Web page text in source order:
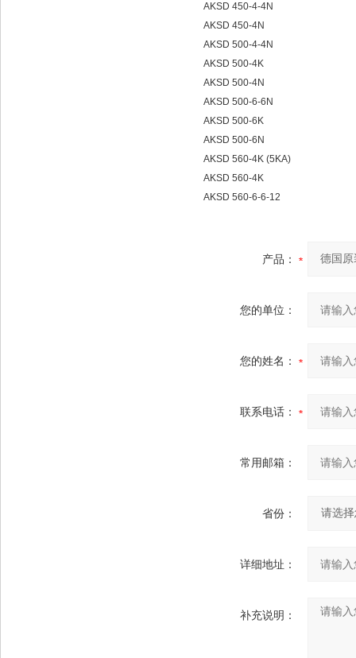
AKSD 450-4-4N
AKSD 450-4N
AKSD 500-4-4N
AKSD 500-4K
AKSD 500-4N
AKSD 500-6-6N
AKSD 500-6K
AKSD 500-6N
AKSD 560-4K (5KA)
AKSD 560-4K
AKSD 560-6-6-12
产品：
您的单位：
您的姓名：
联系电话：
常用邮箱：
省份：
详细地址：
补充说明：